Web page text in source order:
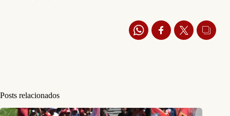
Posts relacionados